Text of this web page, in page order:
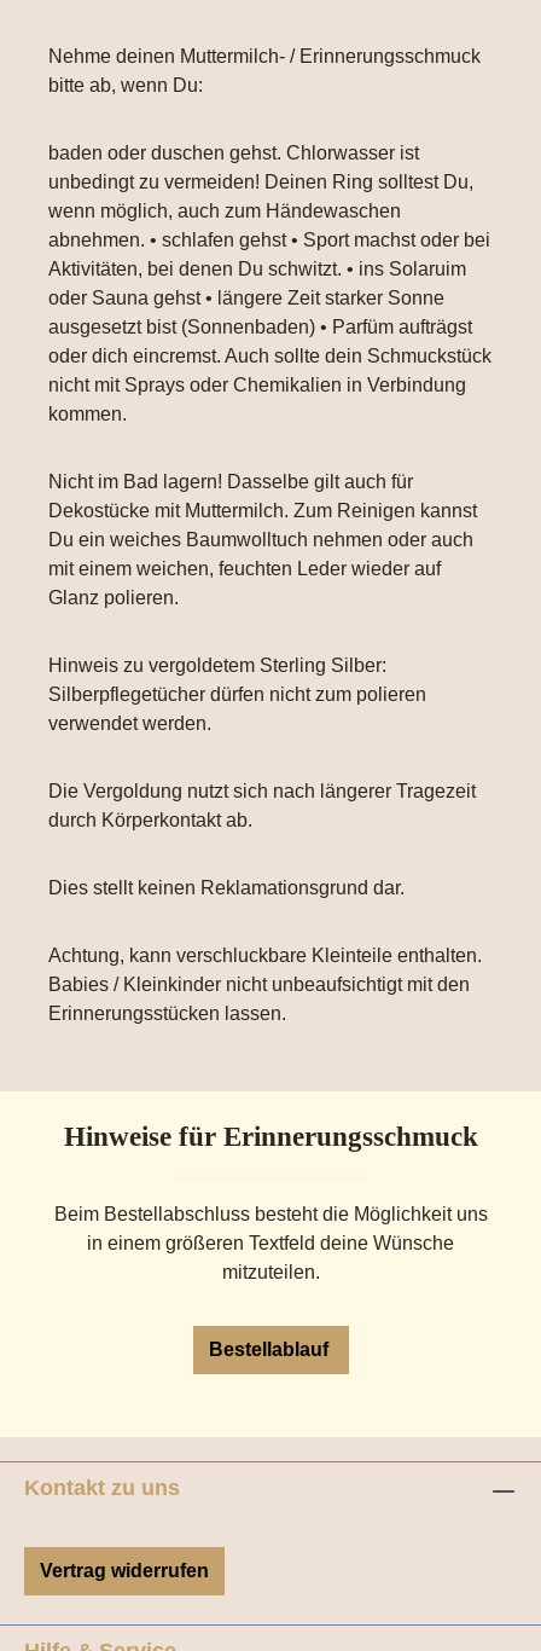
Nehme deinen Muttermilch- / Erinnerungsschmuck
bitte ab, wenn Du:
baden oder duschen gehst. Chlorwasser ist
unbedingt zu vermeiden! Deinen Ring solltest Du,
wenn möglich, auch zum Händewaschen
abnehmen. • schlafen gehst • Sport machst oder bei
Aktivitäten, bei denen Du schwitzt. • ins Solaruim
oder Sauna gehst • längere Zeit starker Sonne
ausgesetzt bist (Sonnenbaden) • Parfüm aufträgst
oder dich eincremst. Auch sollte dein Schmuckstück
nicht mit Sprays oder Chemikalien in Verbindung
kommen.
Nicht im Bad lagern! Dasselbe gilt auch für
Dekostücke mit Muttermilch. Zum Reinigen kannst
Du ein weiches Baumwolltuch nehmen oder auch
mit einem weichen, feuchten Leder wieder auf
Glanz polieren.
Hinweis zu vergoldetem Sterling Silber:
Silberpflegetücher dürfen nicht zum polieren
verwendet werden.
Die Vergoldung nutzt sich nach längerer Tragezeit
durch Körperkontakt ab.
Dies stellt keinen Reklamationsgrund dar.
Achtung, kann verschluckbare Kleinteile enthalten.
Babies / Kleinkinder nicht unbeaufsichtigt mit den
Erinnerungsstücken lassen.
Hinweise für Erinnerungsschmuck
Beim Bestellabschluss besteht die Möglichkeit uns
in einem größeren Textfeld deine Wünsche
mitzuteilen.
Bestellablauf
Kontakt zu uns
Vertrag widerrufen